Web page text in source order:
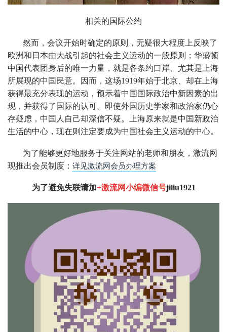
相关的国际公约
然而，会议开始时确定的原则，无疑很大程度上反映了
欧洲和日本由大战引起的社会主义运动的一般原则；华盛顿
中国代表团身后的唯一力量，就是各条约口岸、尤其是上海
所展现的中国民意。因而，这场1919年始于北京、却在上海
获得最充分表现的运动，预示着中国国际政治中新因素的出
现，并获得了国际的认可。即使外国历史学家和政治家仍心
存疑虑，中国人自己却深信不疑。上海原来就是中国新政治
生活的中心，现在则注定要成为中国社会主义运动的中心。
为了能够更好地服务于关注网站的老师和朋友，激流网
现推出会员制度： 详见激流网会员办理方案
为了避免失联请加+激流网小编微信号jiliu1921